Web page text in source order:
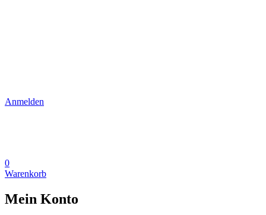
Anmelden
0
Warenkorb
Mein Konto